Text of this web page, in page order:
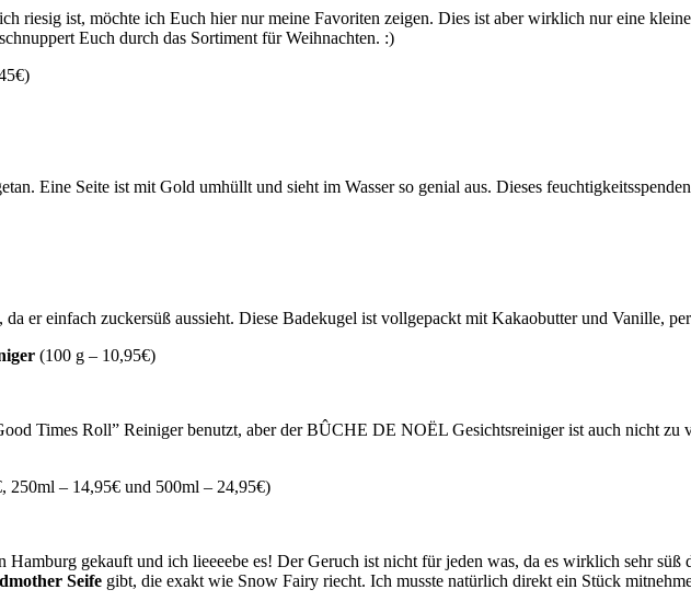
riesig ist, möchte ich Euch hier nur meine Favoriten zeigen. Dies ist aber wirklich nur eine
Euch durch das Sortiment für Weihnachten. :)
Eine Seite ist mit Gold umhüllt und sieht im Wasser so genial aus. Dieses
er einfach zuckersüß aussieht. Diese Badekugel ist vollgepackt mit Kakaobutter und Vanille,
(100 g – 10,95€)
Times Roll” Reiniger benutzt, aber der BÛCHE DE NOËL Gesichtsreiniger ist auch nicht zu
250ml – 14,95€ und 500ml – 24,95€)
Hamburg gekauft und ich lieeeebe es! Der Geruch ist nicht für jeden was, da es wirklich sehr
Seife gibt, die exakt wie Snow Fairy riecht. Ich musste natürlich direkt ein Stück